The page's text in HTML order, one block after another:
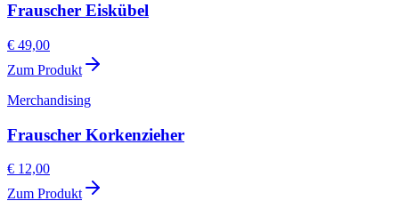
Frauscher Eiskübel
€ 49,00
Zum Produkt
Merchandising
Frauscher Korkenzieher
€ 12,00
Zum Produkt